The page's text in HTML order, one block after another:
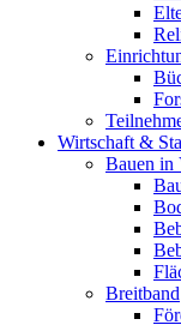
Wirtschaft &
Bauen in
Breitband